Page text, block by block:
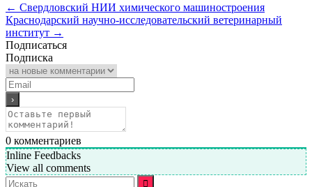
← Свердловский НИИ химического машиностроения
Краснодарский научно-исследовательский ветеринарный
институт →
Подписаться
Подписка
0 комментариев
Inline Feedbacks
View all comments
Искать: